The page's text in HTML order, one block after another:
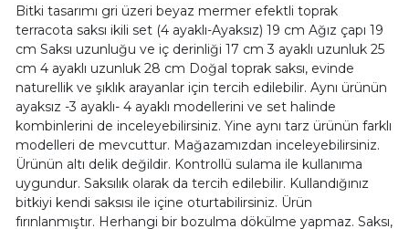
Bitki tasarımı gri üzeri beyaz mermer efektli toprak
terracota saksı ikili set (4 ayaklı-Ayaksız) 19 cm Ağız çapı 19
cm Saksı uzunluğu ve iç derinliği 17 cm 3 ayaklı uzunluk 25
cm 4 ayaklı uzunluk 28 cm Doğal toprak saksı, evinde
naturellik ve şıklık arayanlar için tercih edilebilir. Aynı ürünün
ayaksız -3 ayaklı- 4 ayaklı modellerini ve set halinde
kombinlerini de inceleyebilirsiniz. Yine aynı tarz ürünün farklı
modelleri de mevcuttur. Mağazamızdan inceleyebilirsiniz.
Ürünün altı delik değildir. Kontrollü sulama ile kullanıma
uygundur. Saksılık olarak da tercih edilebilir. Kullandığınız
bitkiyi kendi saksısı ile içine oturtabilirsiniz. Ürün
fırınlanmıştır. Herhangi bir bozulma dökülme yapmaz. Saksı,